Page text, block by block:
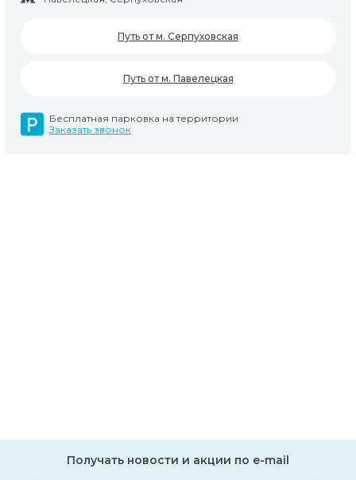
Путь от м. Серпуховская
Путь от м. Павелецкая
Бесплатная парковка на территории
Заказать звонок
Получать новости и акции по e-mail